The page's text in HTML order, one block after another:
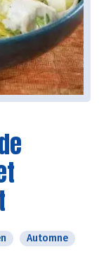
Automne